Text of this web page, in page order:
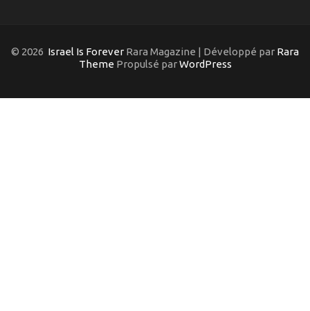
© 2026 Israel Is Forever Rara Magazine | Développé par Rara
Theme Propulsé parWordPress